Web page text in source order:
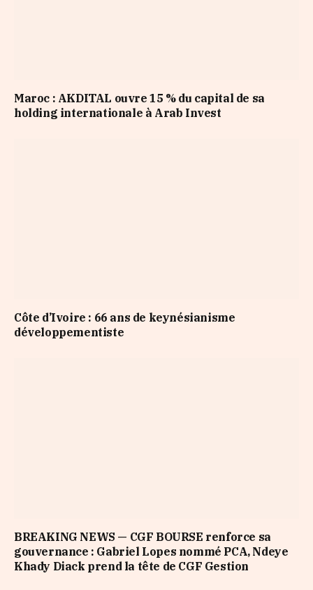
Maroc : AKDITAL ouvre 15 % du capital de sa
holding internationale à Arab Invest
Côte d’Ivoire : 66 ans de keynésianisme
développementiste
BREAKING NEWS — CGF BOURSE renforce sa
gouvernance : Gabriel Lopes nommé PCA, Ndeye
Khady Diack prend la tête de CGF Gestion